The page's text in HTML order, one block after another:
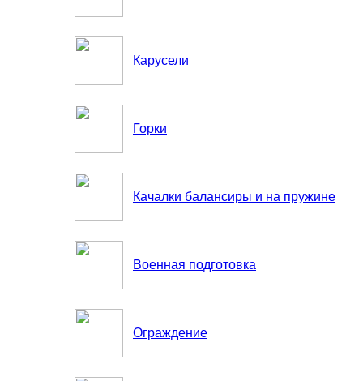
Карусели
Горки
Качалки балансиры и на пружине
Военная подготовка
Ограждение